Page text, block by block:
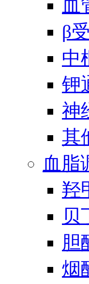
血
β
中
钾
神
其
血脂
羟
贝
胆
烟